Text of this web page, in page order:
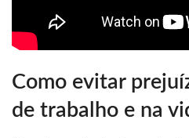
Como evitar
de trabalho e na